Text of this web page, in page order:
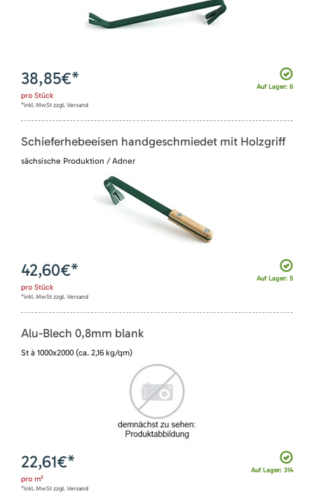
Auf Lager: 6
38,85€*
pro Stück
*inkl. MwSt zzgl. Versand
Schieferhebeeisen handgeschmiedet mit Holzgriff
sächsische Produktion / Adner
Auf Lager: 5
42,60€*
pro Stück
*inkl. MwSt zzgl. Versand
Alu-Blech 0,8mm blank
St à 1000x2000 (ca. 2,16 kg/qm)
Auf Lager: 314
22,61€*
pro m²
*inkl. MwSt zzgl. Versand